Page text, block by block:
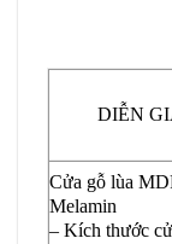
DIỄN
Cửa gỗ lùa
Melamin
– Kích thước